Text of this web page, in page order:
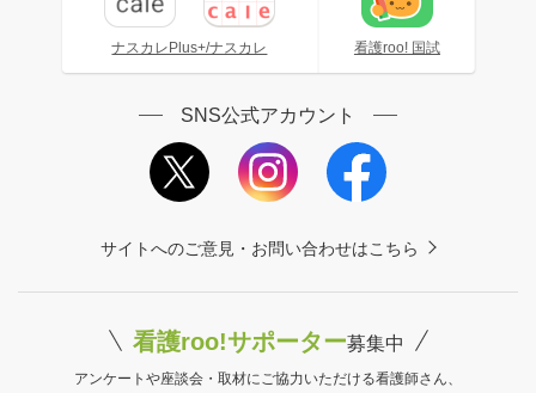
ナスカレPlus+/ナスカレ 看護roo! 国試
SNS公式アカウント
サイトへのご意見・お問い合わせはこちら
看護roo!サポーター募集中
アンケートや座談会・取材にご協力いただける看護師さん、